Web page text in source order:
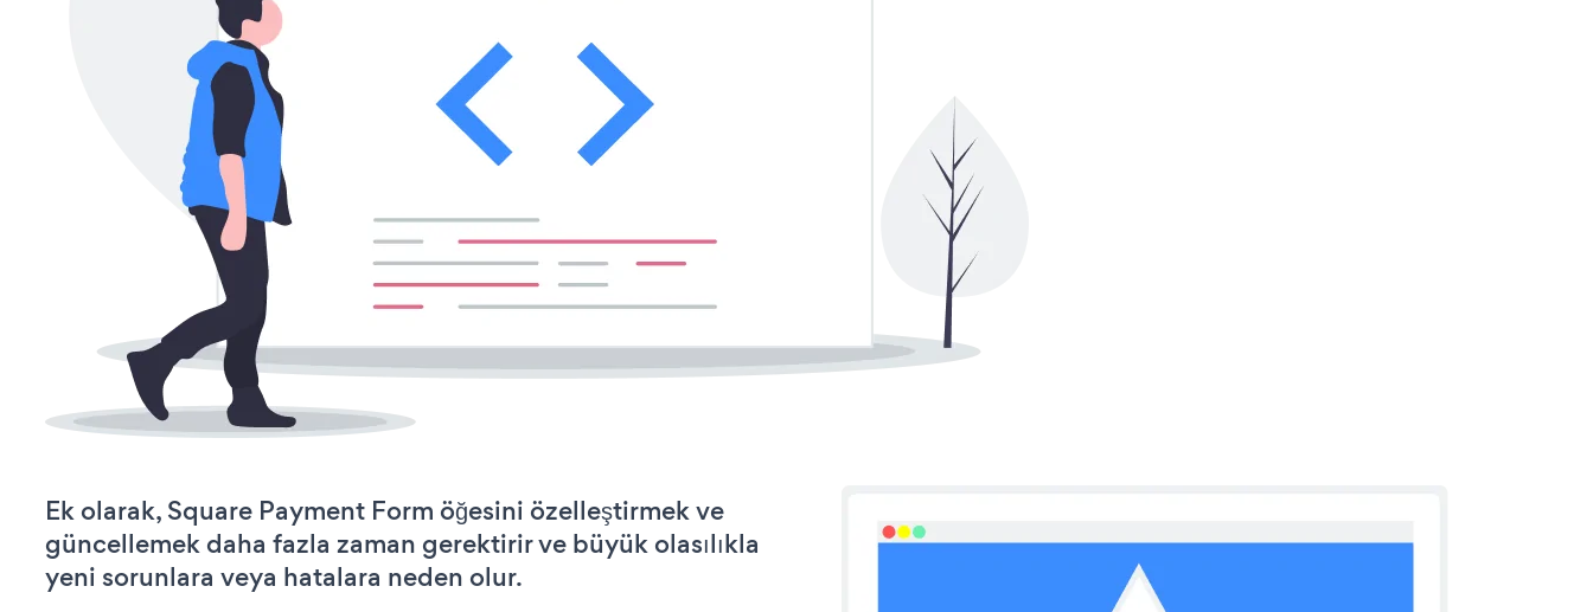
Ek olarak, Square Payment Form öğesini özelleştirmek ve
güncellemek daha fazla zaman gerektirir ve büyük olasılıkla
yeni sorunlara veya hatalara neden olur.